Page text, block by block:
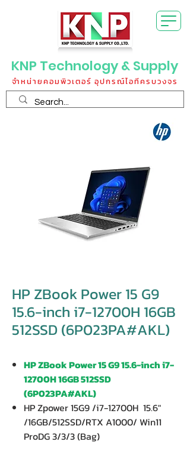
KNP Technology & Supply
จำหน่ายคอมพิวเตอร์ อุปกรณ์ไอทีครบวงจร
HP ZBook Power 15 G9
15.6-inch i7-12700H 16GB
512SSD (6P023PA#AKL)
HP ZBook Power 15 G9 15.6-inch i7-
12700H 16GB 512SSD
(6P023PA#AKL)
HP Zpower 15G9 /i7-12700H 15.6"
/16GB/512SSD/RTX A1000/ Win11
ProDG 3/3/3 (Bag)